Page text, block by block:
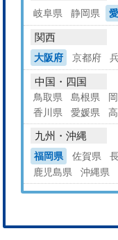
岐阜県 静岡県
関西
大阪府 京都府
中国・四国
鳥取県 島根県
香川県
愛媛県
九州・沖縄
福岡県 佐賀県
鹿児島県
沖縄県